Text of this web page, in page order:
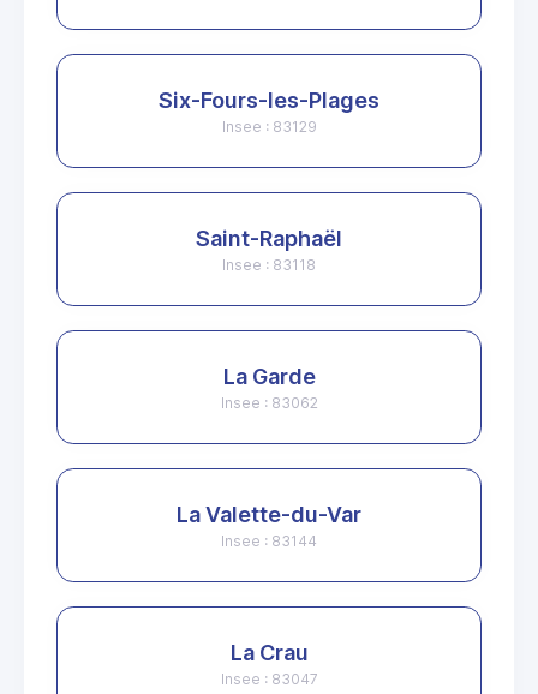
Six-Fours-les-Plages
Insee : 83129
Saint-Raphaël
Insee : 83118
La Garde
Insee : 83062
La Valette-du-Var
Insee : 83144
La Crau
Insee : 83047